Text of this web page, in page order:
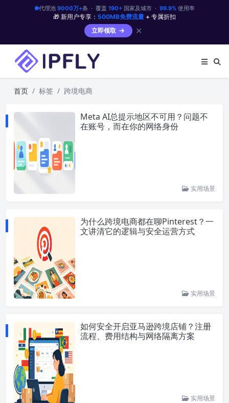
代理池 9000万+条 · 覆盖 190+国家及城市 · 99.9%使用率
🎁 新用户专享： 500MB免费流量 + 专属折扣
立即领取
✕
首页 标签 跨境电商
Meta AI总提示地区不可用？问题不
在账号，而在你的网络身份
实用场景
为什么跨境电商都在聊Pinterest？一
文讲清它的逻辑与安全运营方式
实用场景
如何安全开启亚马逊跨境店铺？注册
流程、费用结构与网络隔离方案
实用场景